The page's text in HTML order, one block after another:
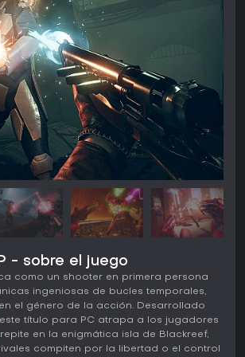
- sobre el juego
como un shooter en primera persona
ingeniosas de bucles temporales,
el género de la acción. Desarrollado
título para PC atrapa a los jugadores
en la enigmática isla de Blackreef,
compiten por la libertad o el control